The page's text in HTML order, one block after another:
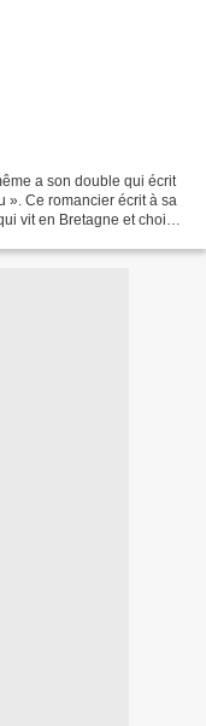
a son double qui écrit
». Ce romancier écrit à sa
vit en Bretagne et choisit